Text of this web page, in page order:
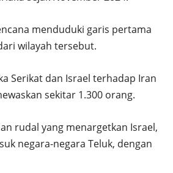
menduduki garis pertama
wilayah tersebut.
Serikat dan Israel terhadap Iran
sekitar 1.300 orang.
rudal yang menargetkan Israel,
negara-negara Teluk, dengan